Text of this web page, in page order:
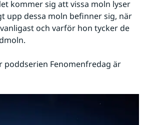
kommer sig att vissa moln lyser
upp dessa moln befinner sig, när
och varför hon tycker de
poddserien Fenomenfredag är